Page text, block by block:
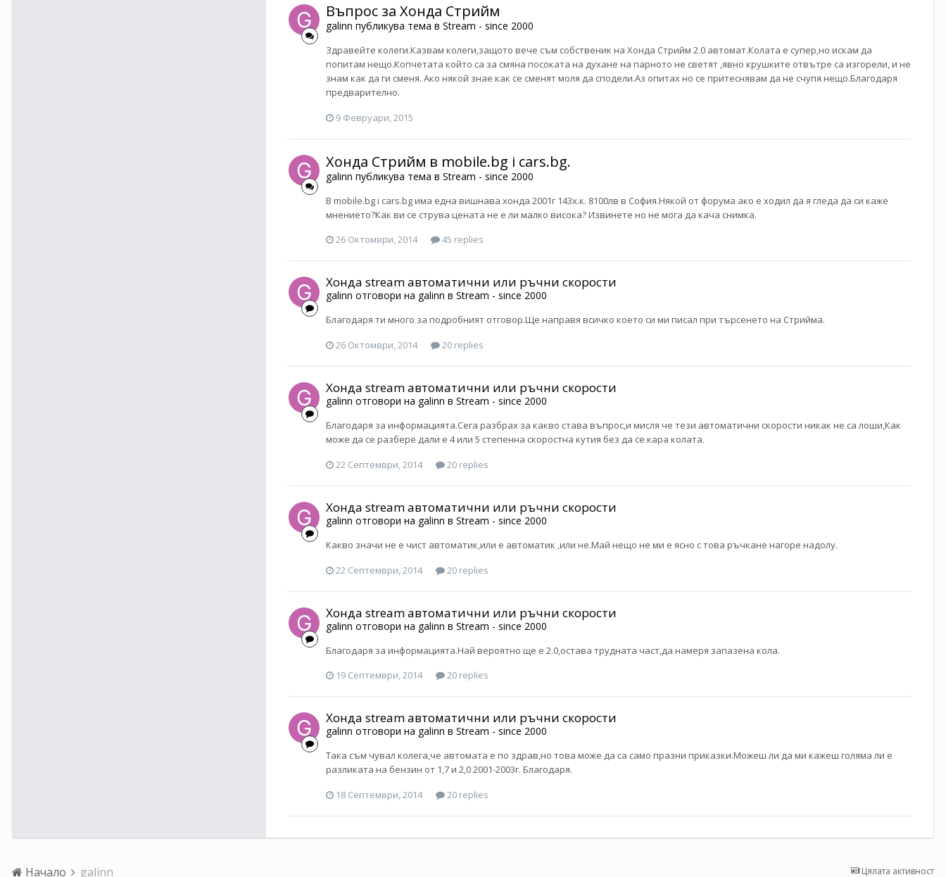
Въпрос за Хонда Стрийм
galinn публикува тема в Stream - since 2000
Здравейте колеги.Казвам колеги,защото вече съм собственик на Хонда Стрийм 2.0 автомат.Колата е супер,но искам да
попитам нещо.Копчетата който са за смяна посоката на духане на парното не светят ,явно крушките отвътре са изгорели, и не
знам как да ги сменя. Ако някой знае как се сменят моля да сподели.Аз опитах но се притеснявам да не счупя нещо.Благодаря
предварително.
9 Февруари, 2015
Хонда Стрийм в mobile.bg i cars.bg.
galinn публикува тема в Stream - since 2000
В mobile.bg i cars.bg има една вишнава хонда 2001г 143х.к. 8100лв в София.Някой от форума ако е ходил да я гледа да си каже
мнението?Как ви се струва цената не е ли малко висока? Извинете но не мога да кача снимка.
26 Октомври, 2014
45 replies
Хонда stream автоматични или ръчни скорости
galinn отговори на galinn в Stream - since 2000
Благодаря ти много за подробният отговор.Ще направя всичко което си ми писал при търсенето на Стрийма.
26 Октомври, 2014
20 replies
Хонда stream автоматични или ръчни скорости
galinn отговори на galinn в Stream - since 2000
Благодаря за информацията.Сега разбрах за какво става въпрос,и мисля че тези автоматични скорости никак не са лоши,Как
може да се разбере дали е 4 или 5 степенна скоростна кутия без да се кара колата.
22 Септември, 2014
20 replies
Хонда stream автоматични или ръчни скорости
galinn отговори на galinn в Stream - since 2000
Какво значи не е чист автоматик,или е автоматик ,или не.Май нещо не ми е ясно с това ръчкане нагоре надолу.
22 Септември, 2014
20 replies
Хонда stream автоматични или ръчни скорости
galinn отговори на galinn в Stream - since 2000
Благодаря за информацията.Най вероятно ще е 2.0,остава трудната част,да намеря запазена кола.
19 Септември, 2014
20 replies
Хонда stream автоматични или ръчни скорости
galinn отговори на galinn в Stream - since 2000
Така съм чувал колега,че автомата е по здрав,но това може да са само празни приказки.Можеш ли да ми кажеш голяма ли е
разликата на бензин от 1,7 и 2,0 2001-2003г. Благодаря.
18 Септември, 2014
20 replies
Цялата активност
Начало galinn